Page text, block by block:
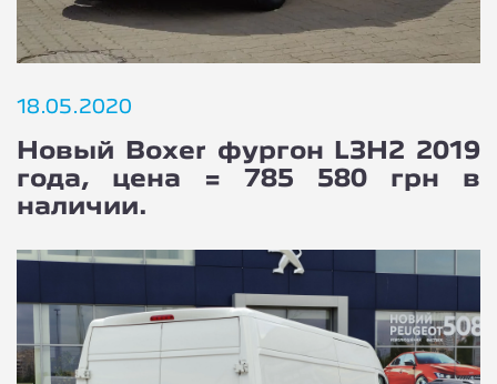
18.05.2020
Новый Boxer фургон L3H2 2019
года, цена = 785 580 грн в
наличии.